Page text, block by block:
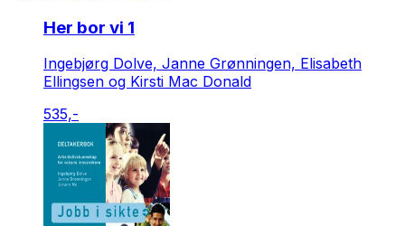
Her bor vi 1
Ingebjørg Dolve, Janne Grønningen, Elisabeth
Ellingsen og Kirsti Mac Donald
535,-